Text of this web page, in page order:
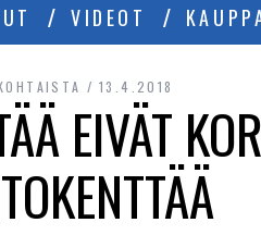
VIDEOT
13.4.2018
EIVÄT